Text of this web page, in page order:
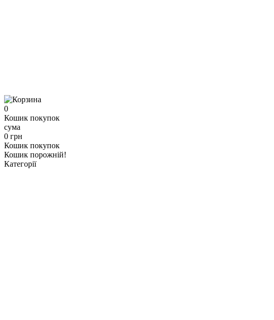
0
Кошик покупок
сума
0 грн
Кошик покупок
Кошик порожній!
Категорії